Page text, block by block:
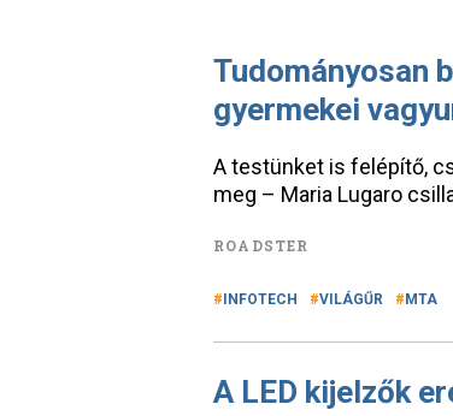
Tudományosan
gyermekei
A testünket is felépítő,
meg – Maria Lugaro
ROADSTER
INFOTECH VILÁGŰR MTA
A LED kijelzők